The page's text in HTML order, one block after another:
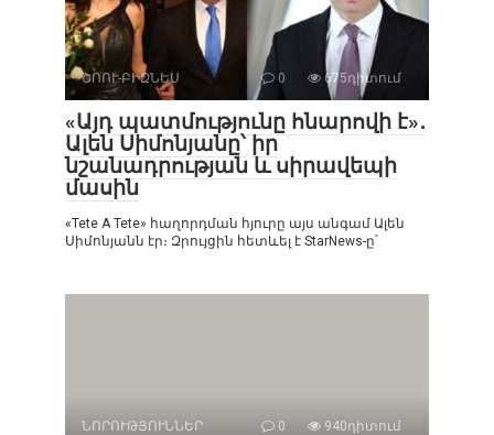
ՇՈՈՒ-ԲԻԶՆԵՍ 0 675դիտում
«Այդ պատմությունը հնարովի է»․
Ալեն Սիմոնյանը՝ իր
նշանադրության և սիրավեպի
մասին
«Tete A Tete» հաղորդման հյուրը այս անգամ Ալեն
Սիմոնյանն էր։ Զրույցին հետևել է StarNews-ը՝
ՆՈՐՈՒԹՅՈՒՆՆԵՐ 0 940դիտում